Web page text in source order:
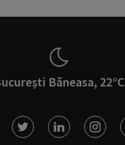
Băneasa, 22°C